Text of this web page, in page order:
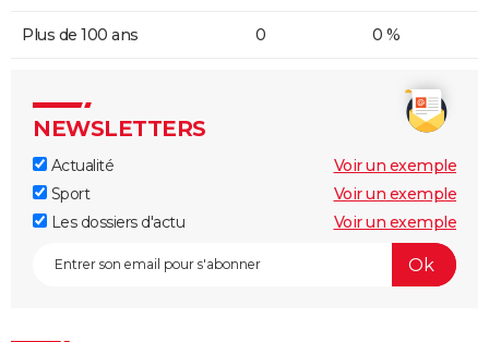
Plus de 100 ans 0 0 %
NEWSLETTERS
Actualité
Voir un exemple
Sport
Voir un exemple
Les dossiers d'actu
Voir un exemple